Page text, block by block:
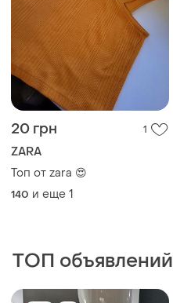
20 грн 1
ZARA
Топ от zara 😍
140 и еще 1
ТОП объявлений